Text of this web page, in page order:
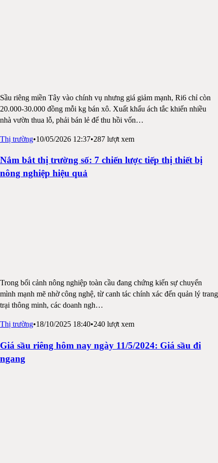
Sầu riêng miền Tây vào chính vụ nhưng giá giảm mạnh, Ri6 chỉ còn
20.000-30.000 đồng mỗi kg bán xô. Xuất khẩu ách tắc khiến nhiều
nhà vườn thua lỗ, phải bán lẻ để thu hồi vốn…
Thị trường•10/05/2026 12:37•287 lượt xem
Nắm bắt thị trường số: 7 chiến lược tiếp thị thiết bị
nông nghiệp hiệu quả
Trong bối cảnh nông nghiệp toàn cầu đang chứng kiến sự chuyển
mình mạnh mẽ nhờ công nghệ, từ canh tác chính xác đến quản lý trang
trại thông minh, các doanh ngh…
Thị trường•18/10/2025 18:40•240 lượt xem
Giá sầu riêng hôm nay ngày 11/5/2024: Giá sầu đi
ngang